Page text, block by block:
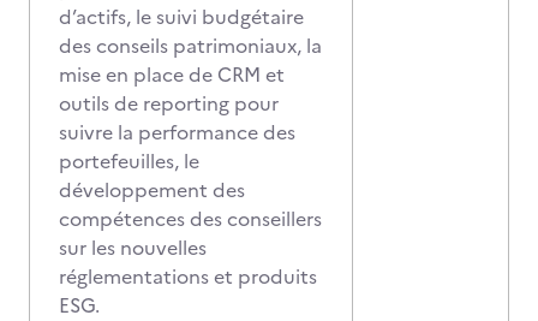
d’actifs, le suivi budgétaire
des conseils patrimoniaux, la
mise en place de CRM et
outils de reporting pour
suivre la performance des
portefeuilles, le
développement des
compétences des conseillers
sur les nouvelles
réglementations et produits
ESG.